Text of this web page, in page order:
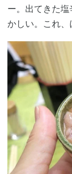
ー。出てきた
かしい。これ、